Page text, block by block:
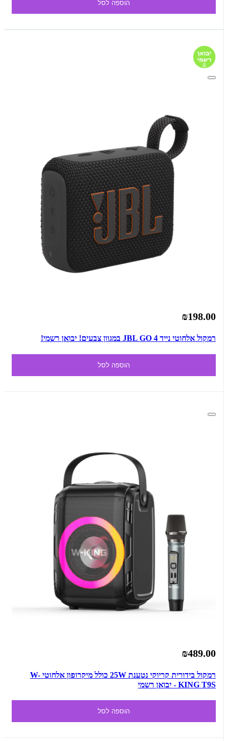
הוספה לסל
₪198.00
רמקול אלחוטי נייד JBL GO 4 במגוון צבעים! יבואן רשמי!
הוספה לסל
₪489.00
רמקול בידורית קריוקי נטענת 25W כולל מיקרופון אלחוטי W-
KING T9S - יבואן רשמי
הוספה לסל